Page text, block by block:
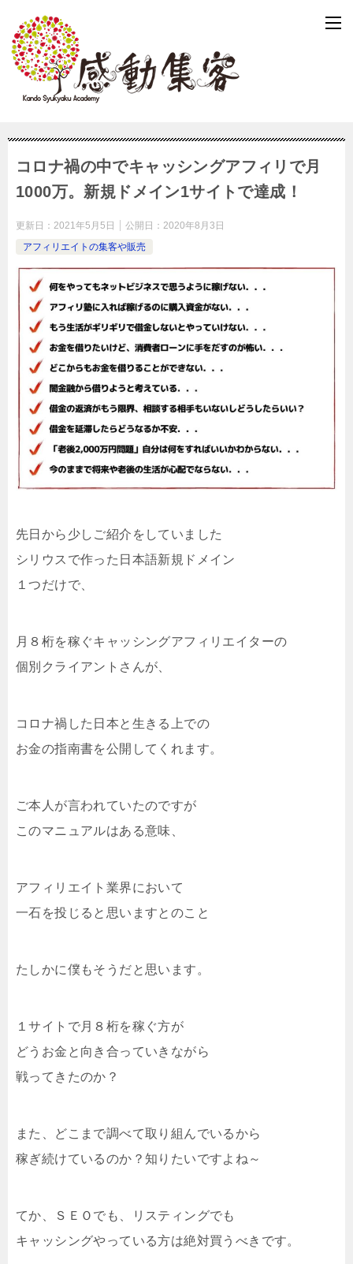
コロナ禍の中でキャッシングアフィリで月
1000万。新規ドメイン1サイトで達成！
更新日： 2021年5月5日 公開日： 2020年8月3日
アフィリエイトの集客や販売
先日から少しご紹介をしていました
シリウスで作った日本語新規ドメイン
１つだけで、
月８桁を稼ぐキャッシングアフィリエイターの
個別クライアントさんが、
コロナ禍した日本と生きる上での
お金の指南書を公開してくれます。
ご本人が言われていたのですが
このマニュアルはある意味、
アフィリエイト業界において
一石を投じると思いますとのこと
たしかに僕もそうだと思います。
１サイトで月８桁を稼ぐ方が
どうお金と向き合っていきながら
戦ってきたのか？
また、どこまで調べて取り組んでいるから
稼ぎ続けているのか？知りたいですよね～
てか、ＳＥＯでも、リスティングでも
キャッシングやっている方は絶対買うべきです。